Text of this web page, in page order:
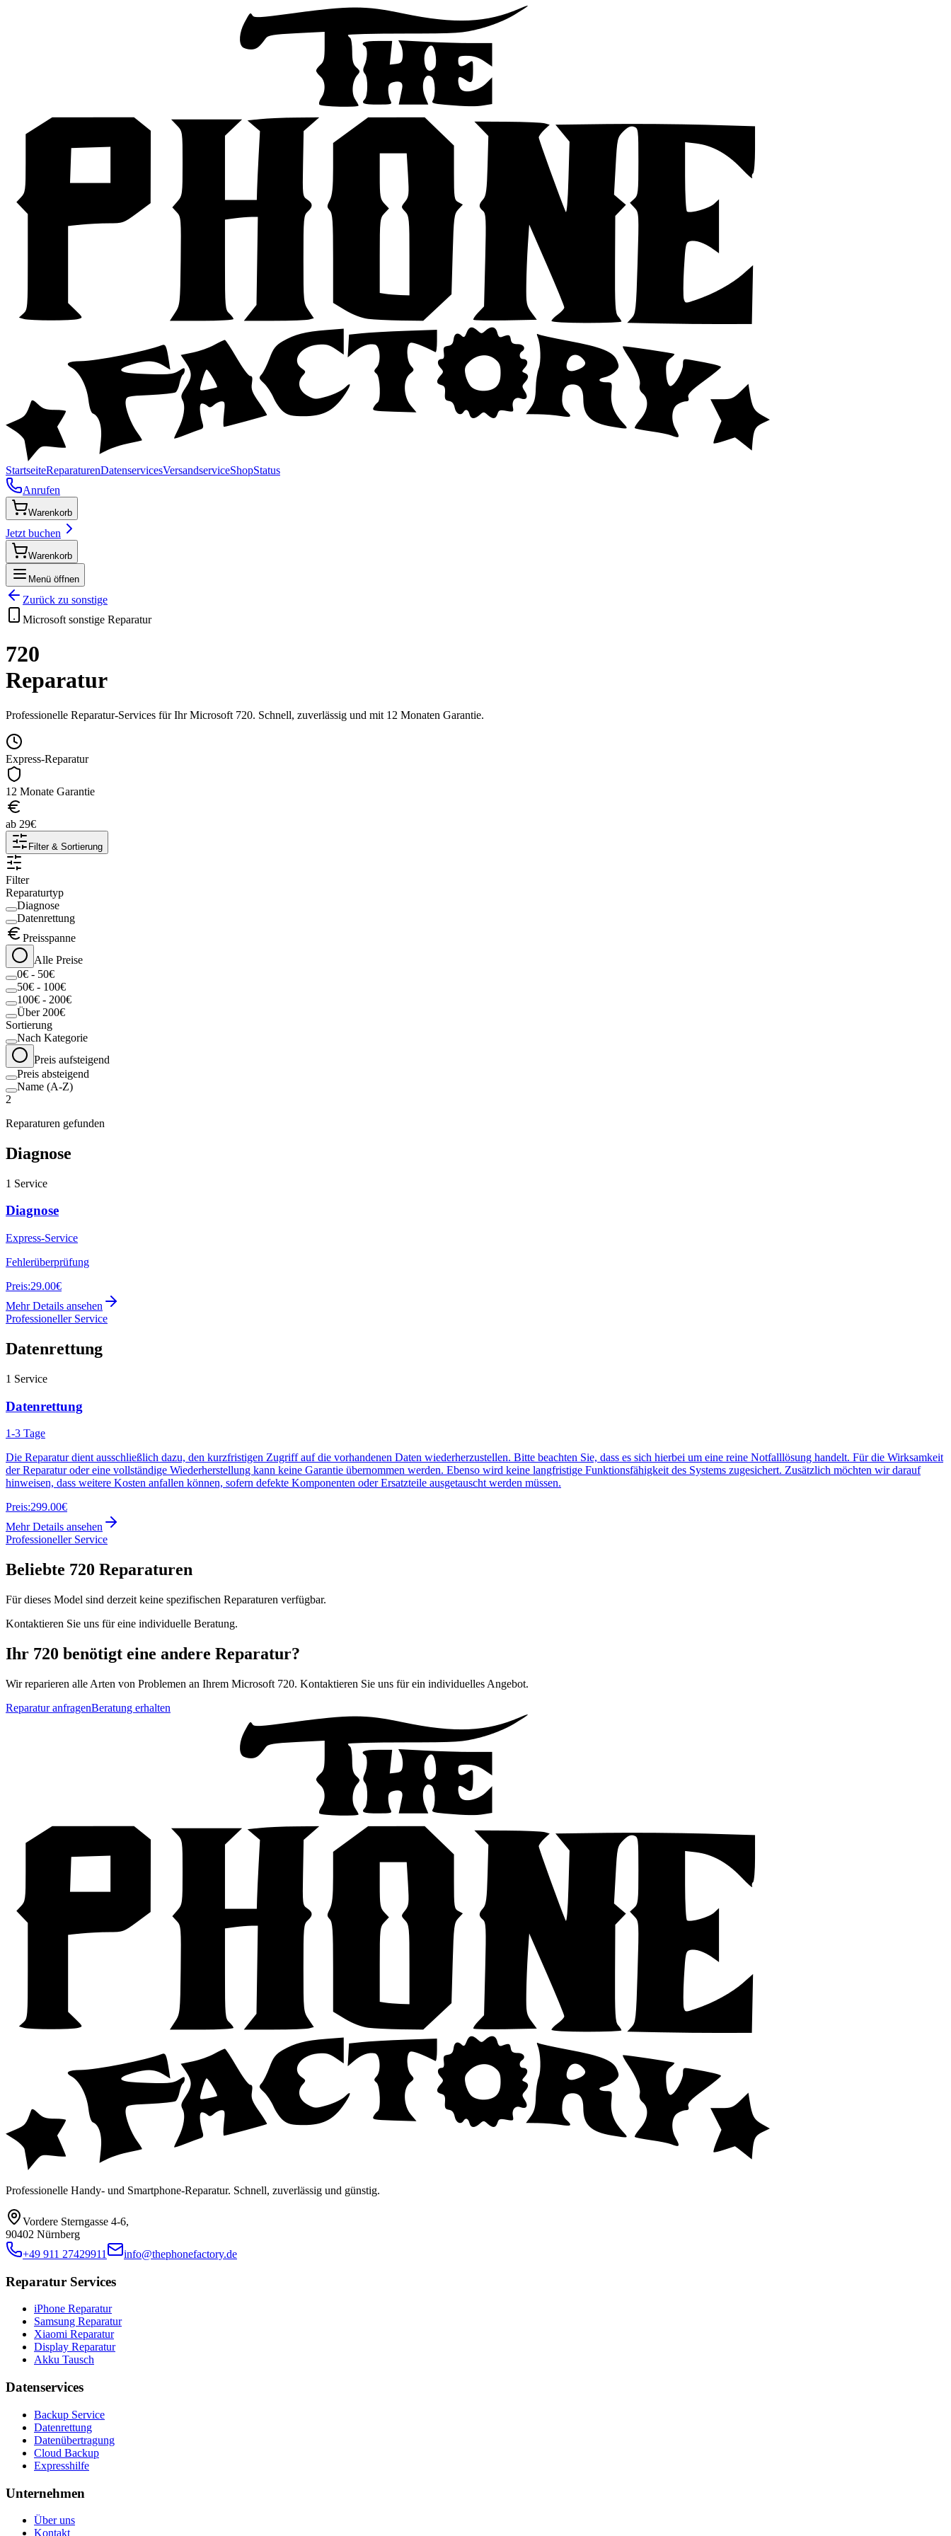
StartseiteReparaturenDatenservicesVersandserviceShopStatus
Anrufen
Warenkorb
Jetzt buchen
Warenkorb
Menü öffnen
Zurück zu sonstige
Microsoft sonstige Reparatur
720
Reparatur
Professionelle Reparatur-Services für IhrMicrosoft 720. Schnell, zuverlässig und mit 12 Monaten Garantie.
Express-Reparatur
12 Monate Garantie
ab 29€
Filter & Sortierung
Filter
Reparaturtyp
Diagnose
Datenrettung
Preisspanne
Alle Preise
0€ - 50€
50€ - 100€
100€ - 200€
Über 200€
Sortierung
Nach Kategorie
Preis aufsteigend
Preis absteigend
Name (A-Z)
2
Reparaturen gefunden
Diagnose
1 Service
Diagnose
Express-Service
Fehlerüberprüfung
Preis:29.00€
Mehr Details ansehen
Professioneller Service
Datenrettung
1 Service
Datenrettung
1-3 Tage
Die Reparatur dient ausschließlich dazu, den kurzfristigen Zugriff auf die vorhandenen Daten wiederherzustellen. Bitte beachten Sie, dass es sich hierbei um eine reine Notfalllösung handelt. Für die Wirksamkeit
der Reparatur oder eine vollständige Wiederherstellung kann keine Garantie übernommen werden. Ebenso wird keine langfristige Funktionsfähigkeit des Systems zugesichert. Zusätzlich möchten wir darauf
hinweisen, dass weitere Kosten anfallen können, sofern defekte Komponenten oder Ersatzteile ausgetauscht werden müssen.
Preis:299.00€
Mehr Details ansehen
Professioneller Service
Beliebte 720 Reparaturen
Für dieses Model sind derzeit keine spezifischen Reparaturen verfügbar.
Kontaktieren Sie uns für eine individuelle Beratung.
Ihr 720 benötigt eine andere Reparatur?
Wir reparieren alle Arten von Problemen an Ihrem Microsoft 720. Kontaktieren Sie uns für ein individuelles Angebot.
Reparatur anfragenBeratung erhalten
Professionelle Handy- und Smartphone-Reparatur. Schnell, zuverlässig und günstig.
Vordere Sterngasse 4-6,
90402 Nürnberg
+49 911 27429911
info@thephonefactory.de
Reparatur Services
iPhone Reparatur
Samsung Reparatur
Xiaomi Reparatur
Display Reparatur
Akku Tausch
Datenservices
Backup Service
Datenrettung
Datenübertragung
Cloud Backup
Expresshilfe
Unternehmen
Über uns
Kontakt